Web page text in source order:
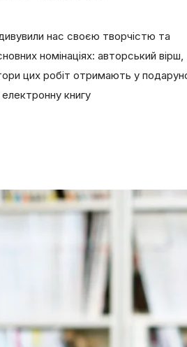
нас своєю творчістю та
номінаціях: авторський вірш,
цих робіт отримають у
книгу